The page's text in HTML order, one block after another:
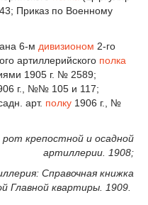
Приказ по Военному
6-м дивизионом 2-го
артиллерийского полка
1905 г. № 2589;
г., №№ 105 и 117;
арт. полку 1906 г., №
рот крепостной и осадной
артиллерии. 1908;
Справочная книжка
Главной квартиры. 1909.